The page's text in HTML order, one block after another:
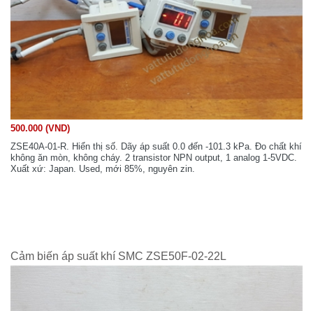
500.000 (VND)
ZSE40A-01-R. Hiển thị số. Dãy áp suất 0.0 đến -101.3 kPa. Đo chất khí
không ăn mòn, không cháy. 2 transistor NPN output, 1 analog 1-5VDC.
Xuất xứ: Japan. Used, mới 85%, nguyên zin.
Cảm biến áp suất khí SMC ZSE50F-02-22L